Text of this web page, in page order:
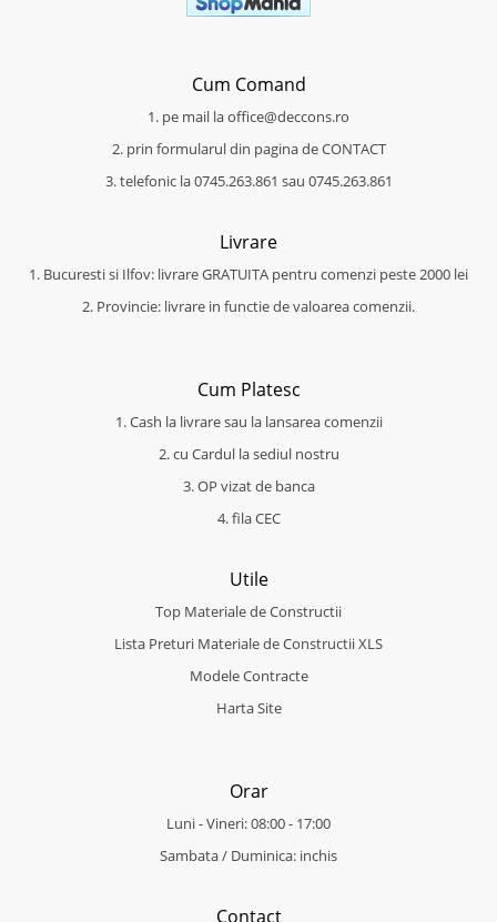
Cum Comand
1. pe mail la office@deccons.ro
2. prin formularul din pagina de CONTACT
3. telefonic la 0745.263.861 sau 0745.263.861
Livrare
1. Bucuresti si Ilfov: livrare GRATUITA pentru comenzi peste 2000 lei
2. Provincie: livrare in functie de valoarea comenzii.
Cum Platesc
1. Cash la livrare sau la lansarea comenzii
2. cu Cardul la sediul nostru
3. OP vizat de banca
4. fila CEC
Utile
Top Materiale de Constructii
Lista Preturi Materiale de Constructii XLS
Modele Contracte
Harta Site
Orar
Luni - Vineri: 08:00 - 17:00
Sambata / Duminica: inchis
Contact